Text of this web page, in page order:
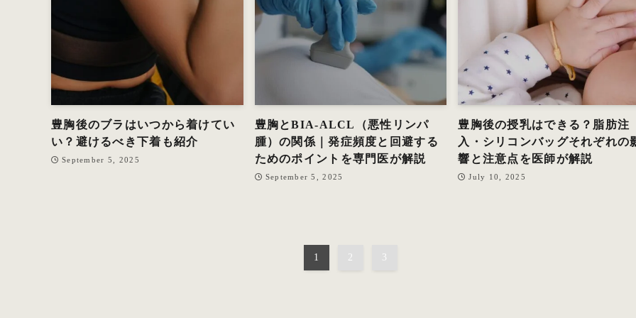
豊胸後のブラはいつから着けてい
い？避けるべき下着も紹介
September 5, 2025
豊胸とBIA-ALCL（悪性リンパ
腫）の関係｜発症頻度と回避する
ためのポイントを専門医が解説
September 5, 2025
豊胸後の授乳はできる？脂肪注
入・シリコンバッグそれぞれの
響と注意点を医師が解説
July 10, 2025
1 2 3